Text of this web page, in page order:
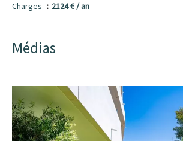
Charges
2124 € / an
Médias